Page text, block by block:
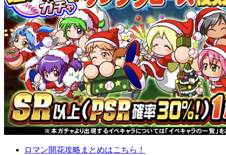
ロマン開花攻略まとめはこちら！